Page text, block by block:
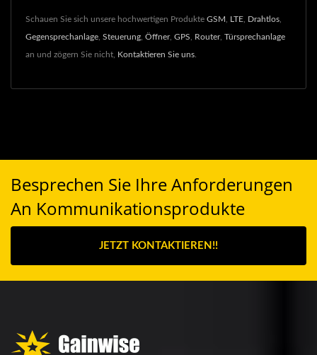
Schauen Sie sich unsere hochwertigen Produkte GSM LTE Drahtlos
Gegensprechanlage Steuerung Öffner, GPS Router, Türsprechanlage
an und zögern Sie nicht, Kontaktieren Sie uns
Besprechen Sie Ihre Anforderungen
An Kommunikationsprodukte
JETZT KONTAKTIEREN!!